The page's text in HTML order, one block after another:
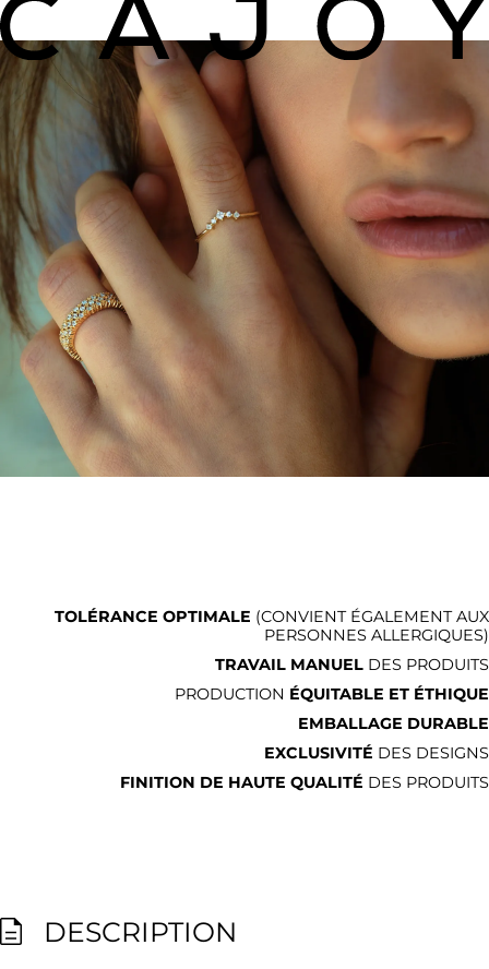
TOLÉRANCE OPTIMALE (CONVIENT ÉGALEMENT AUX
PERSONNES ALLERGIQUES)
TRAVAIL MANUEL DES PRODUITS
PRODUCTION ÉQUITABLE ET ÉTHIQUE
EMBALLAGE DURABLE
EXCLUSIVITÉ DES DESIGNS
FINITION DE HAUTE QUALITÉ DES PRODUITS
DESCRIPTION